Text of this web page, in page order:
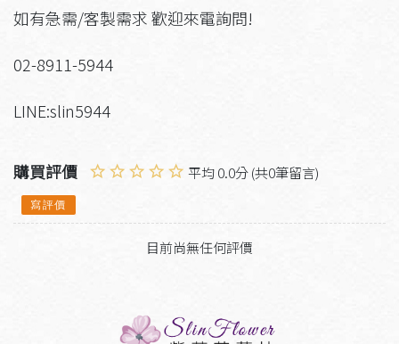
如有急需/客製需求 歡迎來電詢問!
02-8911-5944
LINE:slin5944
購買評價 平均 0.0分 (共0筆留言)
寫評價
目前尚無任何評價